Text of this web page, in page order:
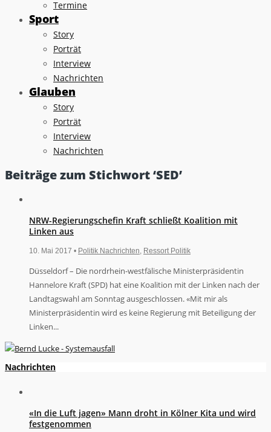
Termine
Sport
Story
Porträt
Interview
Nachrichten
Glauben
Story
Porträt
Interview
Nachrichten
Beiträge zum Stichwort ‘SED’
NRW-Regierungschefin Kraft schließt Koalition mit
Linken aus
10. Mai 2017 • Politik Nachrichten Ressort Politik
Düsseldorf – Die nordrhein-westfälische Ministerpräsidentin
Hannelore Kraft (SPD) hat eine Koalition mit der Linken nach der
Landtagswahl am Sonntag ausgeschlossen. «Mit mir als
Ministerpräsidentin wird es keine Regierung mit Beteiligung der
Linken...
Nachrichten
«In die Luft jagen» Mann droht in Kölner Kita und wird
festgenommen